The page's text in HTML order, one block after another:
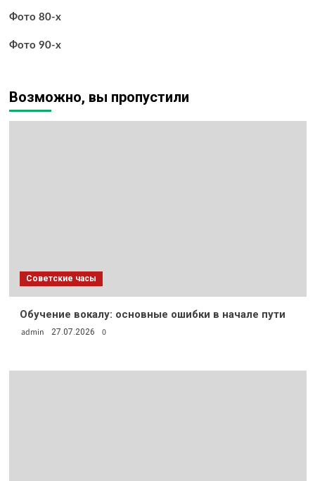
Фото 80-х
Фото 90-х
Возможно, вы пропустили
Советские часы
Обучение вокалу: основные ошибки в начале пути
admin 27.07.2026 0